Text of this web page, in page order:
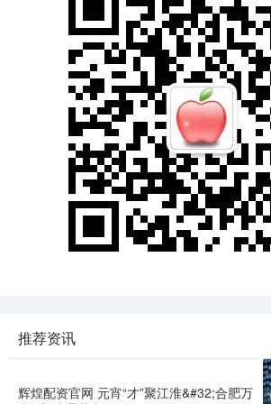
推荐资讯
辉煌配资官网 元宵“才”聚江淮&#32;合肥万